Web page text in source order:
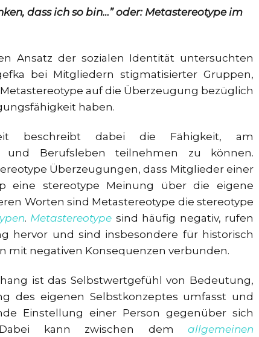
dass ich so bin…” oder: Metastereotype im
Ansatz der sozialen Identität untersuchten
bei Mitgliedern stigmatisierter Gruppen,
auf die Überzeugung bezüglich
haben.
beschreibt dabei die Fähigkeit, am
und Berufsleben teilnehmen zu können.
Überzeugungen, dass Mitglieder einer
eine stereotype Meinung über die eigene
Worten sind Metastereotype die stereotype
. Metastereotype sind häufig negativ, rufen
hervor und sind insbesondere für historisch
mit negativen Konsequenzen verbunden.
ist das Selbstwertgefühl von Bedeutung,
des eigenen Selbstkonzeptes umfasst und
Einstellung einer Person gegenüber sich
kann zwischen dem allgemeinen